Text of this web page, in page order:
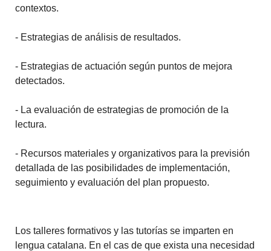
contextos.
- Estrategias de análisis de resultados.
- Estrategias de actuación según puntos de mejora
detectados.
- La evaluación de estrategias de promoción de la
lectura.
- Recursos materiales y organizativos para la previsión
detallada de las posibilidades de implementación,
seguimiento y evaluación del plan propuesto.
Los talleres formativos y las tutorías se imparten en
lengua catalana. En el cas de que exista una necesidad